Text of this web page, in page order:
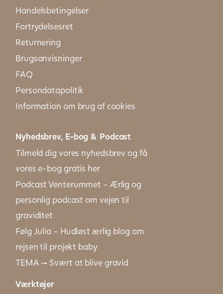
Handelsbetingelser
Fortrydelsesret
Returnering
Brugsanvisninger
FAQ
Persondatapolitik
Information om brug af cookies
Nyhedsbrev, E-bog & Podcast
Tilmeld dig vores nyhedsbrev og få
vores e-bog gratis her
Podcast Venterummet – Ærlig og
personlig podcast om vejen til
graviditet
Følg Julia – Hudløst ærlig blog om
rejsen til projekt baby
TEMA → Svært at blive gravid
Værktøjer